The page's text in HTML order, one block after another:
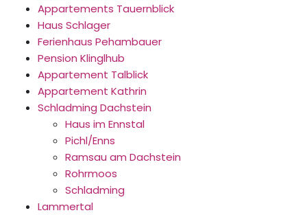
Appartements Tauernblick
Haus Schlager
Ferienhaus Pehambauer
Pension Klinglhub
Appartement Talblick
Appartement Kathrin
Schladming Dachstein
Haus im Ennstal
Pichl/Enns
Ramsau am Dachstein
Rohrmoos
Schladming
Lammertal